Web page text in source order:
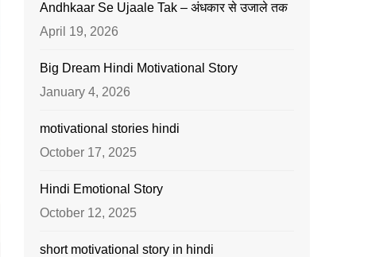
Andhkaar Se Ujaale Tak – अंधकार से उजाले तक
April 19, 2026
Big Dream Hindi Motivational Story
January 4, 2026
motivational stories hindi
October 17, 2025
Hindi Emotional Story
October 12, 2025
short motivational story in hindi